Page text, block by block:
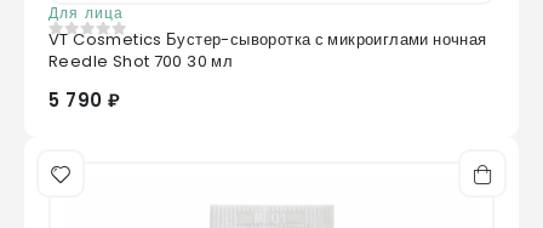
Для лица
0 из 5
VT Cosmetics Бустер-сыворотка с микроиглами ночная
Reedle Shot 700 30 мл
5 790 ₽